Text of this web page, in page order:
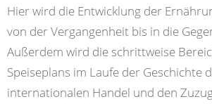
Hier wird die Entwicklung der
von der Vergangenheit bis in die
Außerdem wird die schrittweise
Speiseplans im Laufe der Geschichte
internationalen Handel und den